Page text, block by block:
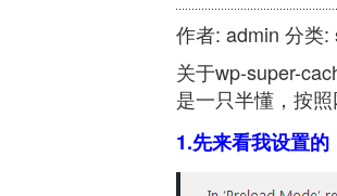
作者: admin 分类:
关于wp-super-
是一只半懂，按
1.先来看我设置的